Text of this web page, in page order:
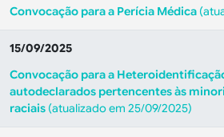
Convocação para a Perícia Médica
15/09/2025
Convocação para a
autodeclarados pertencentes às
raciais (atualizado em 25/09/2025)